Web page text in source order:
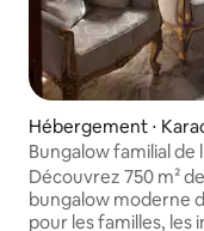
Hébergement ⋅
Bungalow familial de
DHA Phase 5
Découvrez 750 m²
bungalow moderne
pour les familles, les